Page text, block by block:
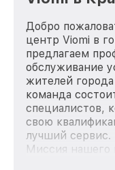
Добро
центр Viomi в
предлагаем
обслуживание
жителей
команда
специалистов,
свою
лучший сервис.
Миссия нашего
качественный